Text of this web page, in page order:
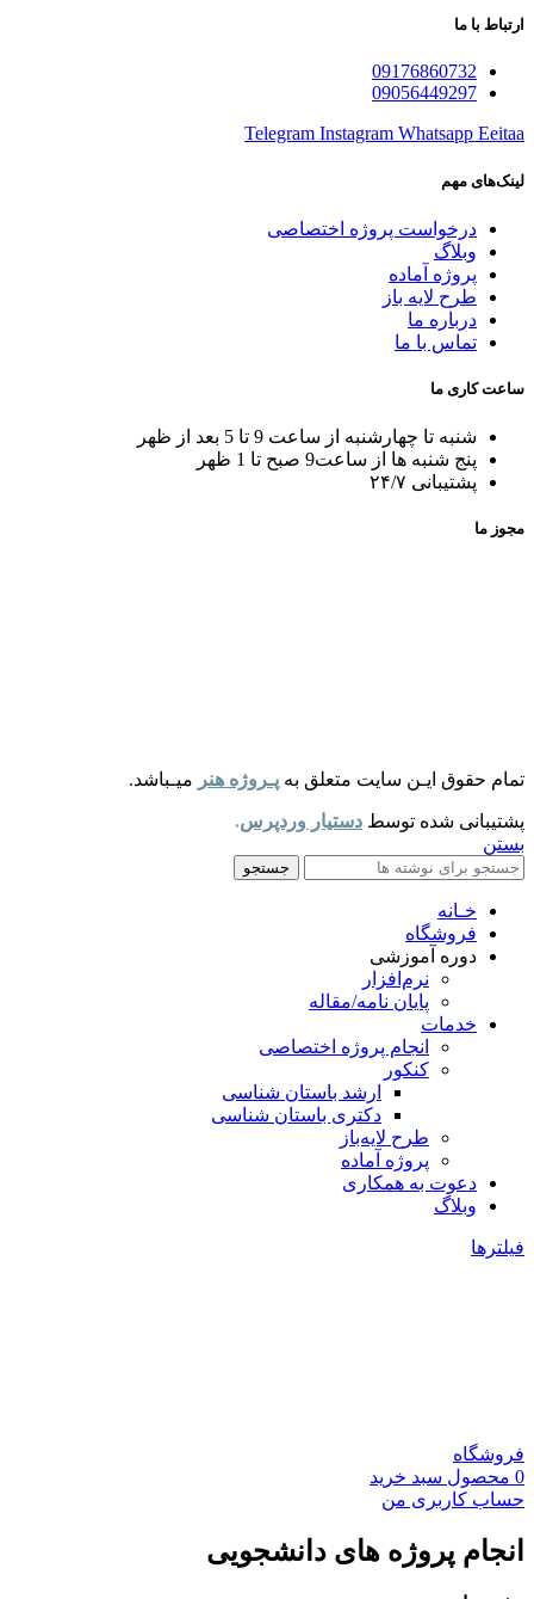
ارتباط با ما
09176860732
09056449297
Telegram Instagram Whatsapp Eeitaa
لینک‌های مهم
درخواست پروژه اختصاصی
وبلاگ
پروژه آماده
طرح لایه باز
درباره ما
تماس با ما
ساعت کاری ما
شنبه تا چهارشنبه از ساعت 9 تا 5 بعد از ظهر
پنج شنبه ها از ساعت9 صبح تا 1 ظهر
پشتیبانی ۲۴/۷
مجوز ما
تمام حقوق ایـن سایت متعلق به پـروژه هنر میـباشد.
پشتیبانی شده توسط دستیار وردپرس.
بستن
جستجو
خـانه
فروشگاه
دوره آموزشی
نرم‌افزار
پایان نامه/مقاله
خدمات
انجام پروژه اختصاصی
کنکور
ارشد باستان شناسی
دکتری باستان شناسی
طرح لایه‌باز
پروژه آماده
دعوت به همکاری
وبلاگ
فیلترها
فروشگاه
0 محصول سبد خرید
حساب کاربری من
انجام پروژه های دانشجویی